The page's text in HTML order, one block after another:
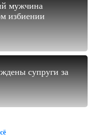
мужчина
избиении
супруги за